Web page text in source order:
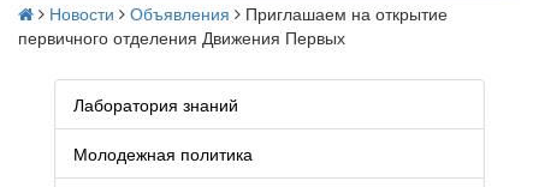
Новости Объявления
Приглашаем на открытие
первичного отделения Движения Первых
Лаборатория знаний
Молодежная политика